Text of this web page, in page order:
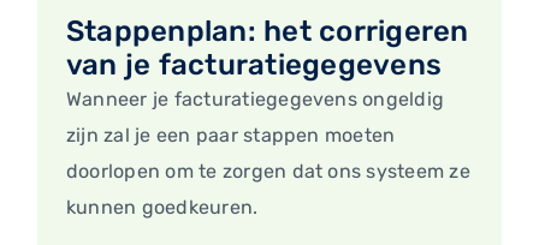
Stappenplan: het corrigeren
van je facturatiegegevens
Wanneer je facturatiegegevens ongeldig
zijn zal je een paar stappen moeten
doorlopen om te zorgen dat ons systeem ze
kunnen goedkeuren.